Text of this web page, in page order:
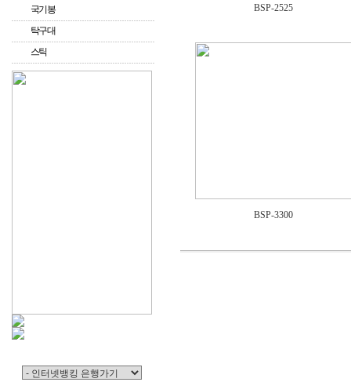
국기봉
탁구대
스틱
BSP-2525
BSP-3300